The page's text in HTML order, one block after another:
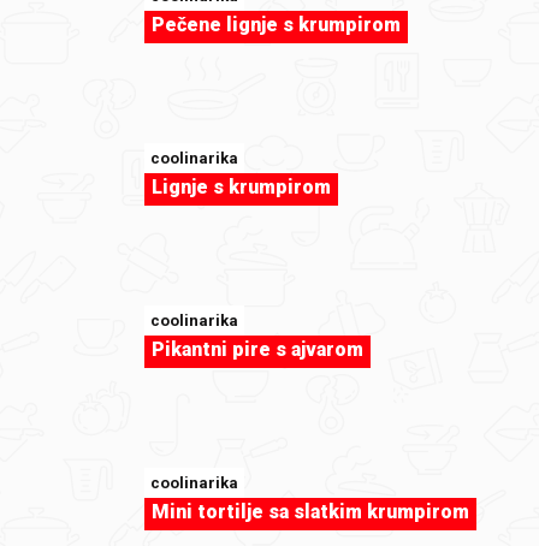
Quiche od poriluka i špeka by foodfan
Pečene lignje s krumpirom
coolinarika
Lignje s krumpirom
coolinarika
Pikantni pire s ajvarom
coolinarika
Mini tortilje sa slatkim krumpirom